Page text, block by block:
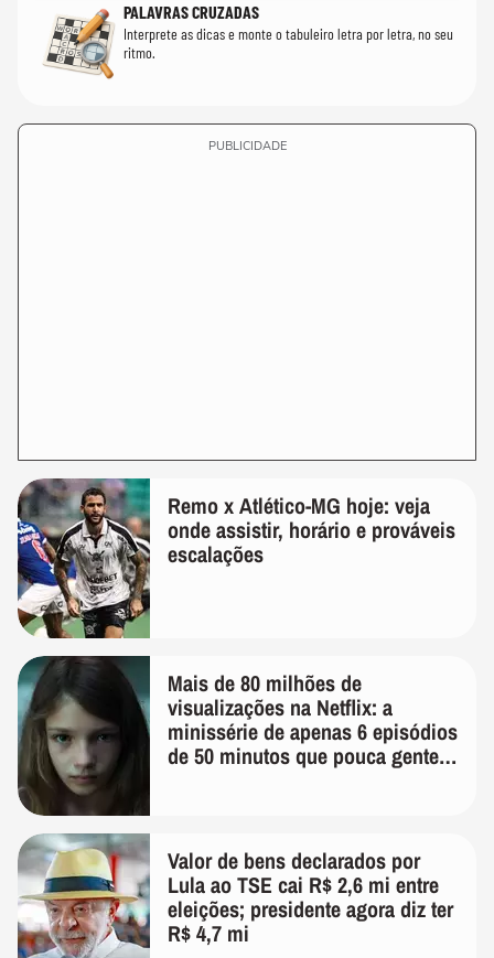
PALAVRAS CRUZADAS
Interprete as dicas e monte o tabuleiro letra por letra, no seu
ritmo.
PUBLICIDADE
Remo x Atlético-MG hoje: veja
onde assistir, horário e prováveis
escalações
Mais de 80 milhões de
visualizações na Netflix: a
minissérie de apenas 6 episódios
de 50 minutos que pouca gente
Valor de bens declarados por
Lula ao TSE cai R$ 2,6 mi entre
eleições; presidente agora diz ter
R$ 4,7 mi